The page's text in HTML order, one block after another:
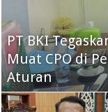
PT BKI
Muat CPO di
Aturan